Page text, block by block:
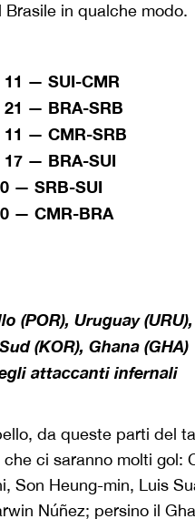
Brasile in qualche modo.
11 — SUI-CMR
21 — BRA-SRB
11 — CMR-SRB
17 — BRA-SUI
— SRB-SUI
— CMR-BRA
(POR), Uruguay (URU),
(KOR), Ghana (GHA)
attaccanti infernali
da queste parti del
ci saranno molti gol:
Son Heung-min, Luis
Núñez; persino il